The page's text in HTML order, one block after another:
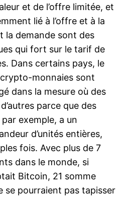
et de l’offre limitée, et
lié à l’offre et à la
la demande sont des
qui fort sur le tarif de
Dans certains pays, le
monnaies sont
dans la mesure où des
parce que des
exemple, a un
d’unités entières,
fois. Avec plus de 7
dans le monde, si
Bitcoin, 21 somme
se pourraient pas tapisser